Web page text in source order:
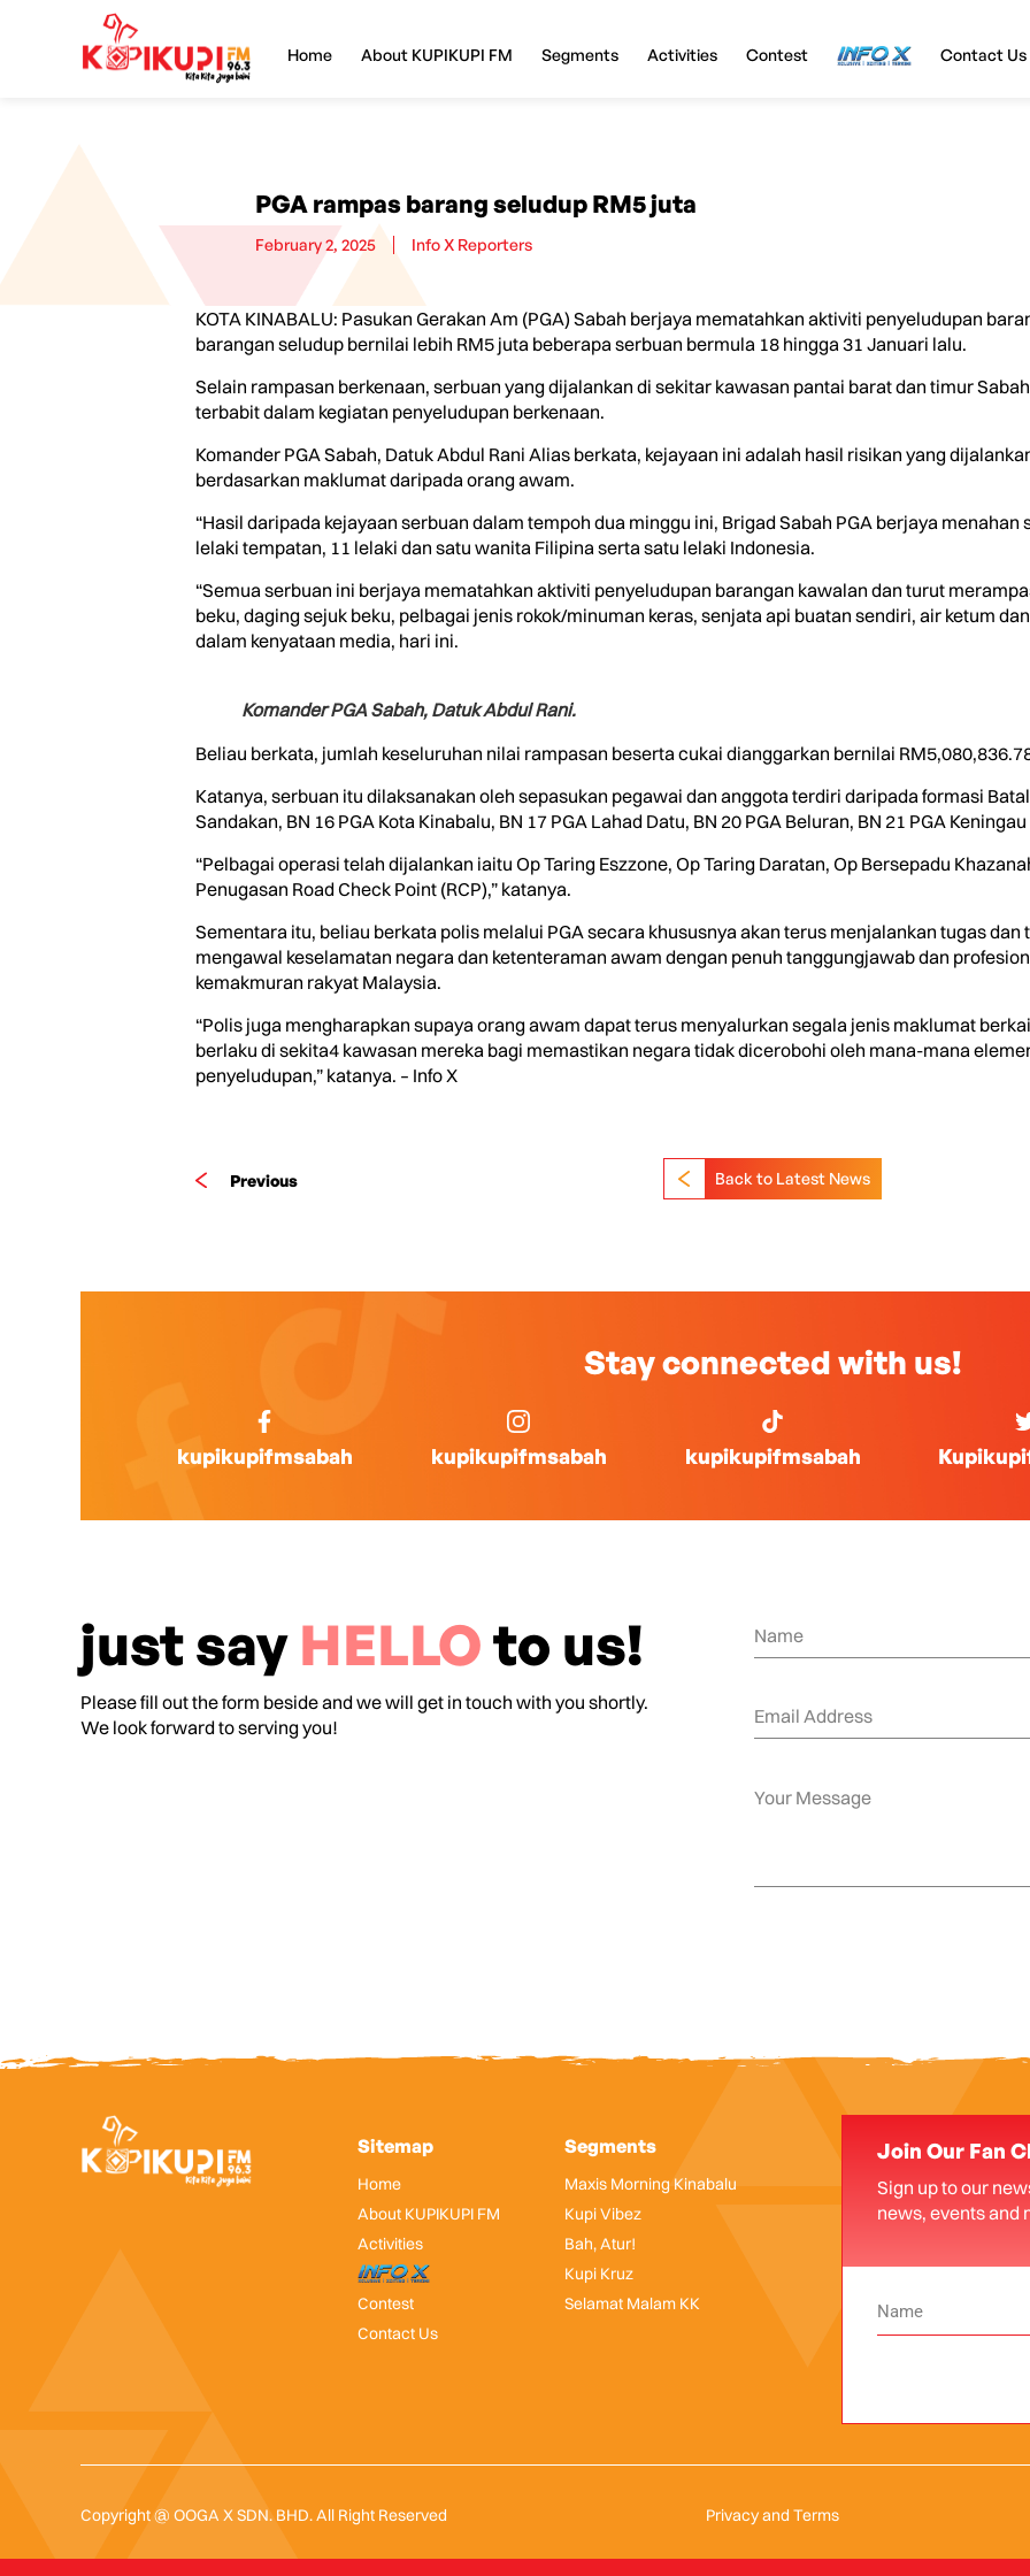
Home About KUPIKUPI FM Segments Activities Contest InfoX Contact Us
PGA rampas barang seludup RM5 juta
February 2, 2025 Info X Reporters
KOTA KINABALU: Pasukan Gerakan Am (PGA) Sabah berjaya mematahkan aktiviti penyeludupan
barangan seludup bernilai lebih RM5 juta beberapa serbuan bermula 18 hingga 31 Januari lalu.
Selain rampasan berkenaan, serbuan yang dijalankan di sekitar kawasan pantai barat dan timur
terbabit dalam kegiatan penyeludupan berkenaan.
Komander PGA Sabah, Datuk Abdul Rani Alias berkata, kejayaan ini adalah hasil risikan yang
berdasarkan maklumat daripada orang awam.
“Hasil daripada kejayaan serbuan dalam tempoh dua minggu ini, Brigad Sabah PGA berjaya
lelaki tempatan, 11 lelaki dan satu wanita Filipina serta satu lelaki Indonesia.
“Semua serbuan ini berjaya mematahkan aktiviti penyeludupan barangan kawalan dan turut
beku, daging sejuk beku, pelbagai jenis rokok/minuman keras, senjata api buatan sendiri, air ketum
dalam kenyataan media, hari ini.
Komander PGA Sabah, Datuk Abdul Rani.
Beliau berkata, jumlah keseluruhan nilai rampasan beserta cukai dianggarkan bernilai
Katanya, serbuan itu dilaksanakan oleh sepasukan pegawai dan anggota terdiri daripada formasi
Sandakan, BN 16 PGA Kota Kinabalu, BN 17 PGA Lahad Datu, BN 20 PGA Beluran, BN 21 PGA
“Pelbagai operasi telah dijalankan iaitu Op Taring Eszzone, Op Taring Daratan, Op Bersepadu
Penugasan Road Check Point (RCP),” katanya.
Sementara itu, beliau berkata polis melalui PGA secara khususnya akan terus menjalankan tugas
mengawal keselamatan negara dan ketenteraman awam dengan penuh tanggungjawab dan
kemakmuran rakyat Malaysia.
“Polis juga mengharapkan supaya orang awam dapat terus menyalurkan segala jenis maklumat
berlaku di sekita4 kawasan mereka bagi memastikan negara tidak dicerobohi oleh mana-mana
penyeludupan,” katanya. – Info X
Previous Back to Latest News
Stay connected with us!
kupikupifmsabah kupikupifmsabah kupikupifmsabah
just say HELLOto us!
Please fill out the form beside and we will get in touch with you shortly.
We look forward to serving you!
Sitemap
Home
About KUPIKUPI FM
Activities
InfoX
Contest
Contact Us
Segments
Maxis Morning Kinabalu
Kupi Vibez
Bah, Atur!
Kupi Kruz
Selamat Malam KK
Join Our Fan
Sign up to our
news, events and
Copyright @ OOGA X SDN. BHD. All Right Reserved Privacy and Terms